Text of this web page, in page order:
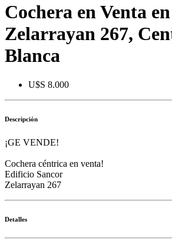
Cochera en Venta en
Zelarrayan 267,
Blanca
U$S 8.000
Descripción
¡GE VENDE!
Cochera céntrica en venta!
Edificio Sancor
Zelarrayan 267
Detalles